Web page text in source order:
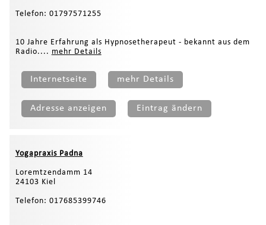
Telefon: 01797571255
10 Jahre Erfahrung als Hypnosetherapeut - bekannt aus dem
Radio.... mehr Details
Internetseite mehr Details
Adresse anzeigen Eintrag ändern
Yogapraxis Padna
Loremtzendamm 14
24103 Kiel
Telefon: 017685399746